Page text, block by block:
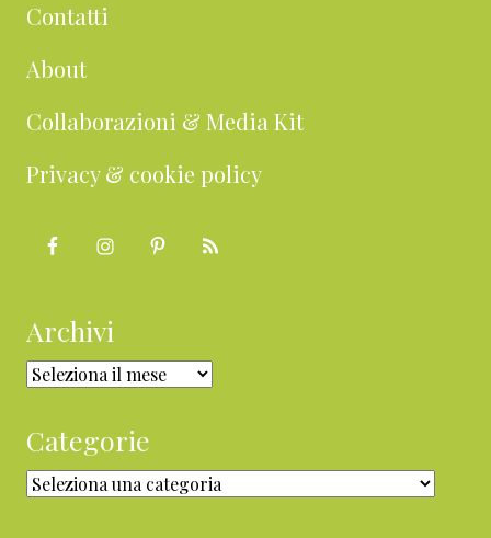
Contatti
About
Collaborazioni & Media Kit
Privacy & cookie policy
Archivi
Archivi
Categorie
Categorie